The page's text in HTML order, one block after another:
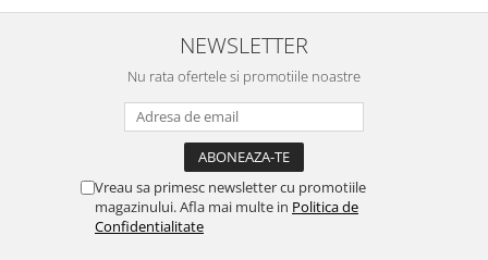
NEWSLETTER
Nu rata ofertele si promotiile noastre
Vreau sa primesc newsletter cu promotiile
magazinului. Afla mai multe in Politica de
Confidentialitate